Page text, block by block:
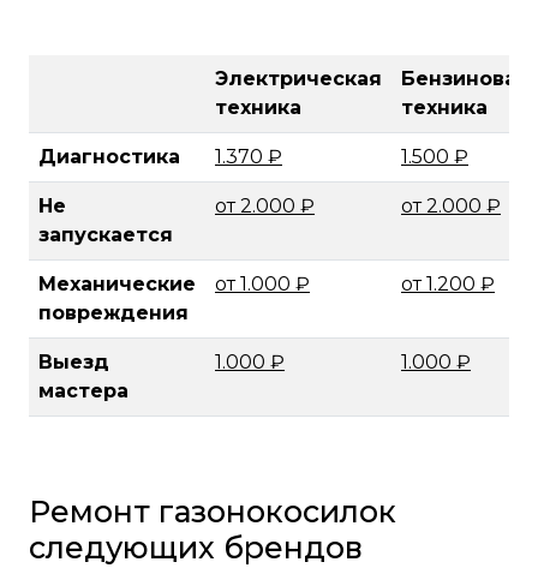
Электрическая
техника
Бензиновая
техника
Диагностика 1.370 ₽ 1.500 ₽
Не
запускается
от 2.000 ₽ от 2.000 ₽
Механические
повреждения
от 1.000 ₽ от 1.200 ₽
Выезд
мастера
1.000 ₽ 1.000 ₽
Ремонт газонокосилок
следующих брендов